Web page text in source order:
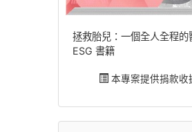
拯救胎兒：一個全人全程的
ESG 書籍
本專案提供捐款收